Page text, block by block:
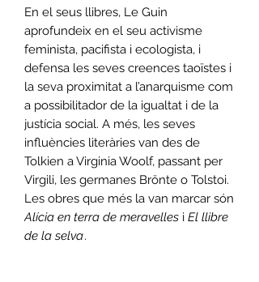
En el seus llibres, Le Guin
aprofundeix en el seu activisme
feminista, pacifista i ecologista, i
defensa les seves creences taoïstes i
la seva proximitat a l’anarquisme com
a possibilitador de la igualtat i de la
justícia social. A més, les seves
influències literàries van des de
Tolkien a Virginia Woolf, passant per
Virgili, les germanes Brönte o Tolstoi.
Les obres que més la van marcar són
Alícia en terra de meravelles i El llibre
de la selva.